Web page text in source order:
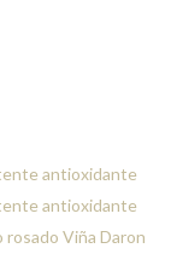
antioxidante
antioxidante
rosado Viña Daron